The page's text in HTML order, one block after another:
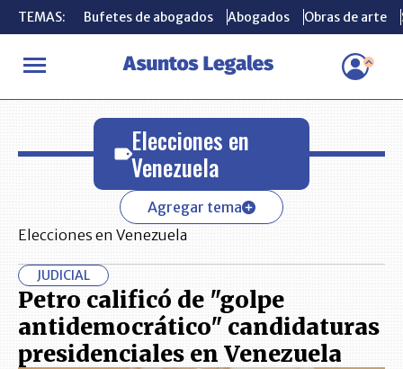
TEMAS: Bufetes de abogados Abogados Obras de arte
INICIO Elecciones en Venezuela
TEMAS: Bufetes de abogados Abogados Obras de arte
Elecciones en
Venezuela
Agregar tema
Elecciones en Venezuela
JUDICIAL
Petro calificó de "golpe
antidemocrático" candidaturas
presidenciales en Venezuela